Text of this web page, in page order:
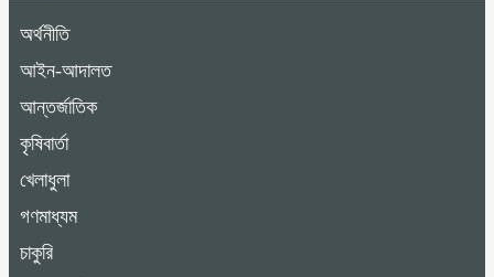
অর্থনীতি
আইন-আদালত
আন্তর্জাতিক
কৃষিবার্তা
খেলাধুলা
গণমাধ্যম
চাকুরি